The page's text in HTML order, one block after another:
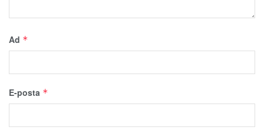
Ad *
E-posta *